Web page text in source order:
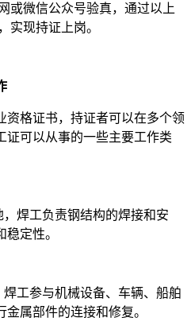
或微信公众号验真，通过以上
实现持证上岗。
资格证书，持证者可以在多个领
证可以从事的一些主要工作类
焊工负责钢结构的焊接和安
定性。
工参与机械设备、车辆、船舶
属部件的连接和修复。